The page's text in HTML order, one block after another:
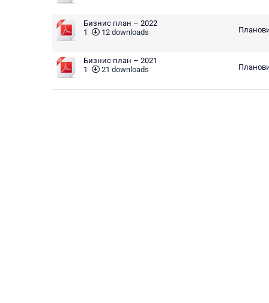
Бизнис план – 2022
1
12 downloads
Бизнис план – 2021
1
21 downloads